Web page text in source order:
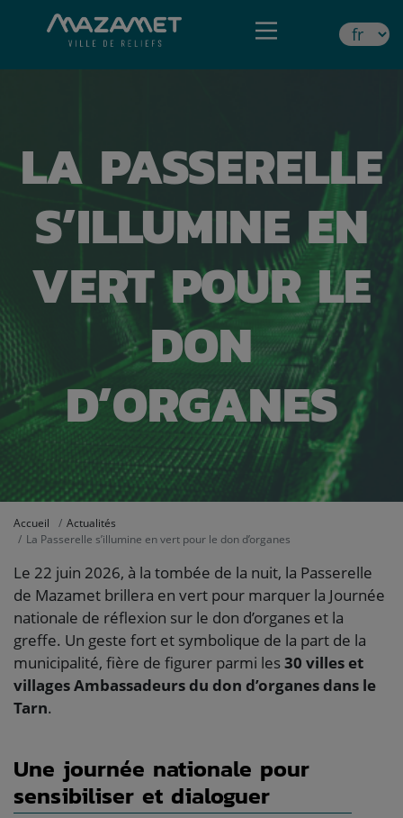
LA PASSERELLE
S’ILLUMINE EN
VERT POUR LE
DON
D’ORGANES
Accueil
Actualités
La Passerelle s’illumine en vert pour le don d’organes
Le 22 juin 2026, à la tombée de la nuit, la Passerelle
de Mazamet brillera en vert pour marquer la Journée
nationale de réflexion sur le don d’organes et la
greffe. Un geste fort et symbolique de la part de la
municipalité, fière de figurer parmi les30 villes et
villages Ambassadeurs du don d’organes dans le
Tarn.
Une journée nationale pour
sensibiliser et dialoguer